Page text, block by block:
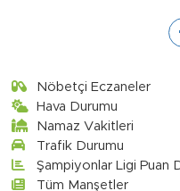
Nöbetçi Eczaneler
Hava Durumu
Namaz Vakitleri
Trafik Durumu
Şampiyonlar Ligi Puan
Tüm Manşetler